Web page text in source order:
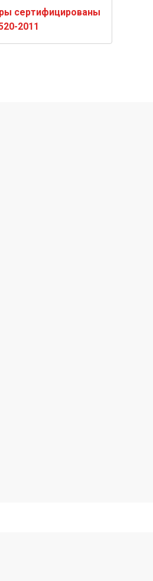
сертифицированы
2011